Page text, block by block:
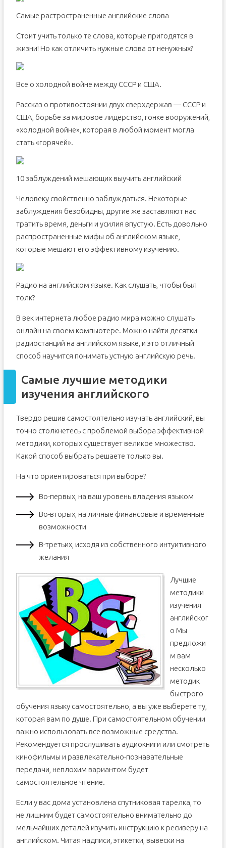
Самые растространенные английские слова
Стоит учить только те слова, которые пригодятся в
жизни! Но как отличить нужные слова от ненужных?
Все о холодной войне между СССР и США.
Рассказ о противостоянии двух сверхдержав — СССР и
США, борьбе за мировое лидерство, гонке вооружений,
«холодной войне», которая в любой момент могла
стать «горячей».
10 заблуждений мешающих выучить английский
Человеку свойственно заблуждаться. Некоторые
заблуждения безобидны, другие же заставляют нас
тратить время, деньги и усилия впустую. Есть довольно
распространенные мифы об английском языке,
которые мешают его эффективному изучению.
Радио на английском языке. Как слушать, чтобы был
толк?
В век интернета любое радио мира можно слушать
онлайн на своем компьютере. Можно найти десятки
радиостанций на английском языке, и это отличный
способ научится понимать устную английскую речь.
Самые лучшие методики
изучения английского
Твердо решив самостоятельно изучать английский, вы
точно столкнетесь с проблемой выбора эффективной
методики, которых существует великое множество.
Какой способ выбрать решаете только вы.
На что ориентироваться при выборе?
Во-первых, на ваш уровень владения языком
Во-вторых, на личные финансовые и временные
возможности
В-третьих, исходя из собственного интуитивного
желания
Лучшие
методики
изучения
английског
о Мы
предложи
м вам
несколько
методик
быстрого
обучения языку самостоятельно, а вы уже выберете ту,
которая вам по душе. При самостоятельном обучении
важно использовать все возможные средства.
Рекомендуется прослушивать аудиокниги или смотреть
кинофильмы и развлекательно-познавательные
передачи, неплохим вариантом будет
самостоятельное чтение.
Если у вас дома установлена спутниковая тарелка, то
не лишним будет самостоятельно внимательно до
мельчайших деталей изучить инструкцию к ресиверу на
английском. Читая надписи, этикетки, вывески на